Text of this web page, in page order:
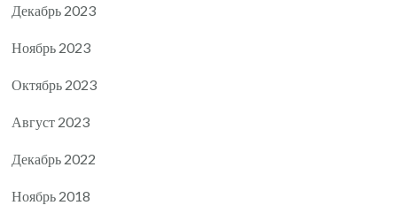
Декабрь 2023
Ноябрь 2023
Октябрь 2023
Август 2023
Декабрь 2022
Ноябрь 2018